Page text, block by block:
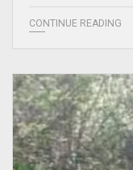
CONTINUE READING